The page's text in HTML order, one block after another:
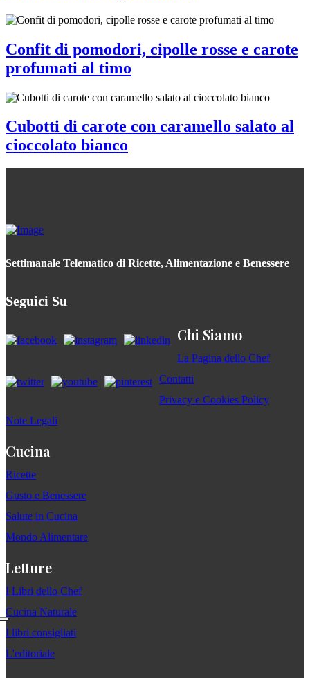
Confit di pomodori, cipolle rosse e carote
profumati al timo
Cubotti di carote con caramello salato al
cioccolato bianco
Settimanale Telematico di Ricette, Alimentazione e Benessere
Seguici Su
Chi Siamo
La Pagina dello Chef
Contatti
Privacy e Cookies Policy
Note Legali
Cucina
Ricette
Gusto e Benessere
Salute in Cucina
Mondo Alimentare
Letture
I Libri dello Chef
Cucina Naturale
I libri consigliati
L'editoriale